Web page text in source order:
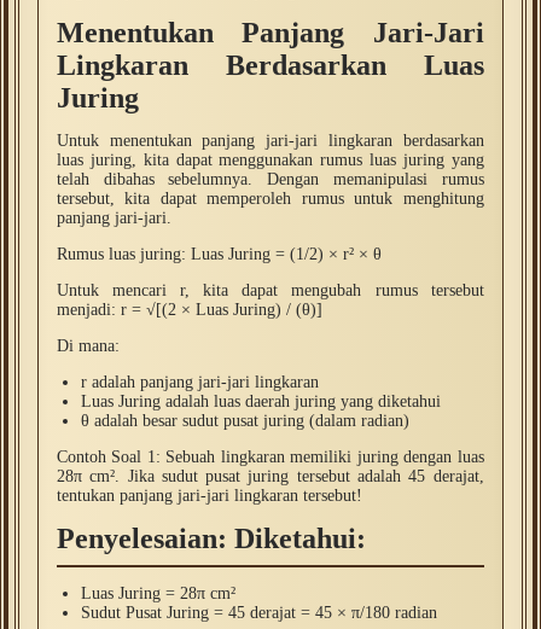
Menentukan Panjang Jari-Jari
Lingkaran Berdasarkan Luas
Juring
Untuk menentukan panjang jari-jari lingkaran berdasarkan
luas juring, kita dapat menggunakan rumus luas juring yang
telah dibahas sebelumnya. Dengan memanipulasi rumus
tersebut, kita dapat memperoleh rumus untuk menghitung
panjang jari-jari.
Rumus luas juring: Luas Juring = (1/2) × r² × θ
Untuk mencari r, kita dapat mengubah rumus tersebut
menjadi: r = √[(2 × Luas Juring) / (θ)]
Di mana:
r adalah panjang jari-jari lingkaran
Luas Juring adalah luas daerah juring yang diketahui
θ adalah besar sudut pusat juring (dalam radian)
Contoh Soal 1: Sebuah lingkaran memiliki juring dengan luas
28π cm². Jika sudut pusat juring tersebut adalah 45 derajat,
tentukan panjang jari-jari lingkaran tersebut!
Penyelesaian: Diketahui:
Luas Juring = 28π cm²
Sudut Pusat Juring = 45 derajat = 45 × π/180 radian